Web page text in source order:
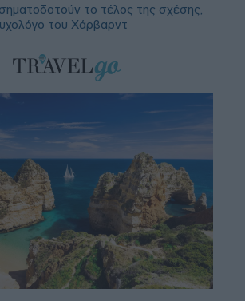
το τέλος της σχέσης,
του Χάρβαρντ